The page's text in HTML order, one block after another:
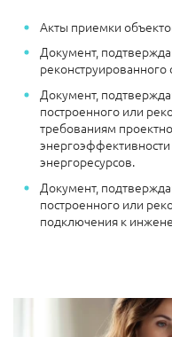
Акты приемки
Документ,
реконструированного
Документ,
построенного или
требованиям
энергоресурсов.
Документ,
построенного или
подключения к